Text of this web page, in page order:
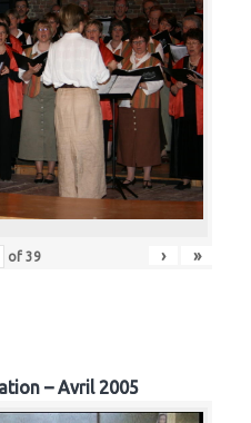
of 39 › »
– Avril 2005